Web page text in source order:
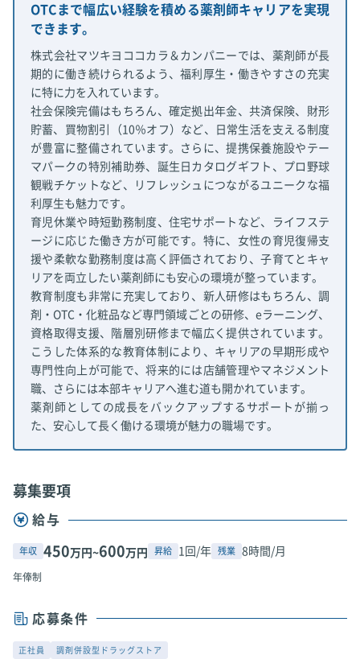
OTCまで幅広い経験を積める薬剤師キャリアを実現
できます。
株式会社マツキヨココカラ＆カンパニーでは、薬剤師が長
期的に働き続けられるよう、福利厚生・働きやすさの充実
に特に力を入れています。
社会保険完備はもちろん、確定拠出年金、共済保険、財形
貯蓄、買物割引（10％オフ）など、日常生活を支える制度
が豊富に整備されています。さらに、提携保養施設やテー
マパークの特別補助券、誕生日カタログギフト、プロ野球
観戦チケットなど、リフレッシュにつながるユニークな福
利厚生も魅力です。
育児休業や時短勤務制度、住宅サポートなど、ライフステ
ージに応じた働き方が可能です。特に、女性の育児復帰支
援や柔軟な勤務制度は高く評価されており、子育てとキャ
リアを両立したい薬剤師にも安心の環境が整っています。
教育制度も非常に充実しており、新人研修はもちろん、調
剤・OTC・化粧品など専門領域ごとの研修、eラーニング、
資格取得支援、階層別研修まで幅広く提供されています。
こうした体系的な教育体制により、キャリアの早期形成や
専門性向上が可能で、将来的には店舗管理やマネジメント
職、さらには本部キャリアへ進む道も開かれています。
薬剤師としての成長をバックアップするサポートが揃っ
た、安心して長く働ける環境が魅力の職場です。
募集要項
給与
年収 450万円~600万円 昇給 1回/年 残業 8時間/月
年俸制
応募条件
正社員 調剤併設型ドラッグストア